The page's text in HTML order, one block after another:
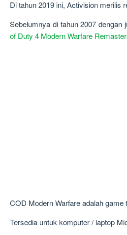
Di tahun 2019 ini, Activision merilis
Sebelumnya di tahun 2007 dengan
of Duty 4 Modern Warfare
COD Modern Warfare adalah
Tersedia untuk komputer / laptop